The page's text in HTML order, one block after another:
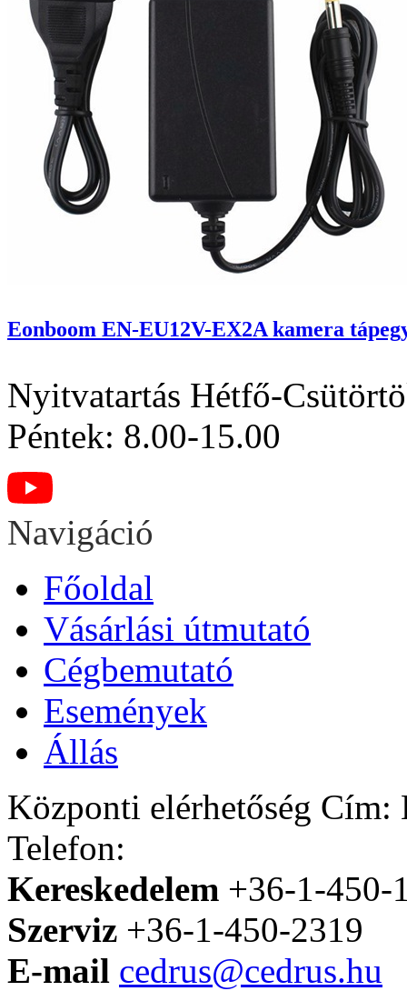
Eonboom EN-EU12V-EX2A kamera
Nyitvatartás Hétfő-
Péntek: 8.00-15.00
Navigáció
Főoldal
Vásárlási útmutató
Cégbemutató
Események
Állás
Központi elérhetőség Cím:
Telefon:
Kereskedelem +36-1-450-
Szerviz +36-1-450-2319
E-mail cedrus@cedrus.hu